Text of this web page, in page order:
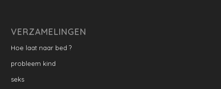
VERZAMELINGEN
Hoe laat naar bed ?
probleem kind
seks